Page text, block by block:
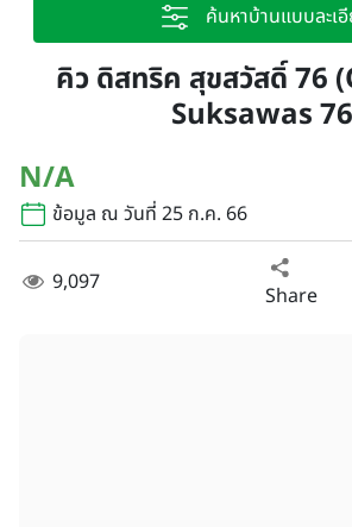
ค้นหาบ้านแบบละเ
คิว ดิสทริค สุขสวัสดิ์ 76
Suksawas
N/A
ข้อมูล ณ วันที่ 25 ก.ค. 66
9,097 Share